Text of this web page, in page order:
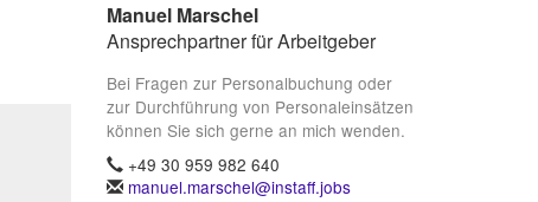
Manuel Marschel
Ansprechpartner für Arbeitgeber
Bei Fragen zur Personalbuchung oder
zur Durchführung von Personaleinsätzen
können Sie sich gerne an mich wenden.
+49 30 959 982 640
manuel.marschel@instaff.jobs